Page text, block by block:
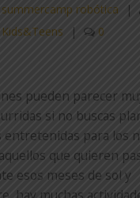
summercamp robótica
|
Kids&Teens
| 0
pueden parecer
si no buscas
entretenidas para los
que quieren
esos meses de sol y